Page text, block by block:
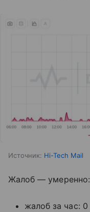
Источник: Hi-Tech Mail
Жалоб — умеренно:
жалоб за час: 0